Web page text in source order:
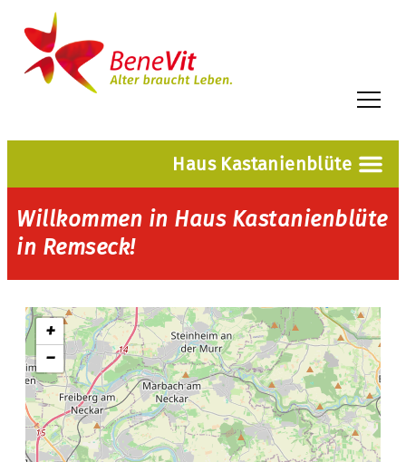
Haus Kastanienblüte
Willkommen in Haus Kastanienblüte
in Remseck!
+
−